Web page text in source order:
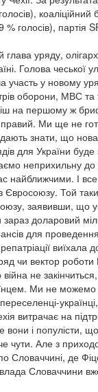
% голосів),
глава уряду,
Голова чеської
участь у новому
оборони, МВС
на першому ж
Ми ще не
дають знати, що
для України
неприхильну до
найближчими. І
Євросоюзу. Той
заявивши, що
доларовий
для
чи вектор
не
Ми не
витрачає на
і популісти,
чути. Але з
Словаччині, де
Словаччини